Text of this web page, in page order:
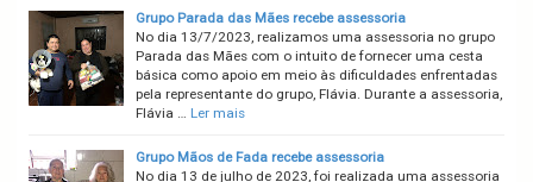
Grupo Parada das Mães recebe assessoria
No dia 13/7/2023, realizamos uma assessoria no grupo
Parada das Mães com o intuito de fornecer uma cesta
básica como apoio em meio às dificuldades enfrentadas
pela representante do grupo, Flávia. Durante a assessoria,
Flávia … Ler mais
Grupo Mãos de Fada recebe assessoria
No dia 13 de julho de 2023, foi realizada uma assessoria